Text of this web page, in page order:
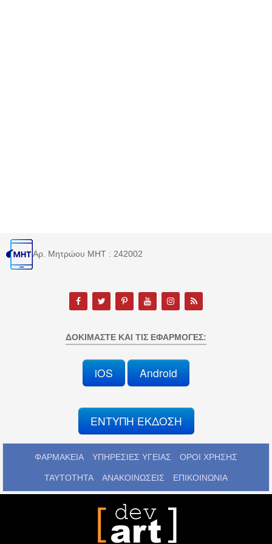
Αρ. Μητρώου MHT : 242002
ΔΟΚΙΜΆΣΤΕ ΚΑΙ ΤΙΣ ΕΦΑΡΜΟΓΈΣ:
iOS Android
ΕΝΤΥΠΗ ΕΚΔΟΣΗ
ΦΑΡΜΑΚΕΙΑ ΥΠΗΡΕΣΙΕΣ ΥΓΕΙΑΣ ΟΡΟΙ ΧΡΗΣΗΣ
ΤΑΥΤΟΤΗΤΑ ΑΝΑΚΟΙΝΩΣΕΙΣ ΕΠΙΚΟΙΝΩΝΙΑ